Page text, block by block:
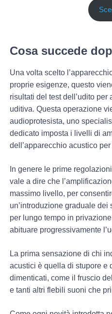
Cosa succede
Una volta scelto
proprie esigenze, questo
risultati del test dell’udito
uditiva. Questa operazione
audioprotesista, uno
dedicato imposta i livelli di
dell’apparecchio acustico
In genere le prime regolazioni
vale a dire che
massimo livello, per
un’introduzione graduale dei
per lungo tempo in
abituare progressivamente
La prima sensazione di chi
acustici è quella di stupore e
dimenticati, come il fruscio
e tanti altri flebili suoni che